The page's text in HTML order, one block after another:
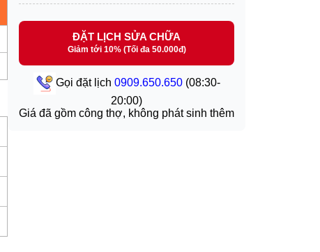
ĐẶT LỊCH SỬA CHỮA
Giảm tới 10% (Tối đa 50.000đ)
Gọi đặt lịch 0909.650.650(08:30-
20:00)
Giá đã gồm công thợ, không phát sinh thêm